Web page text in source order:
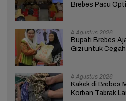
Brebes Pacu
4 Agustus 2026
Bupati Brebes
Gizi untuk
4 Agustus 2026
Kakek di Brebes
Korban Tabrak